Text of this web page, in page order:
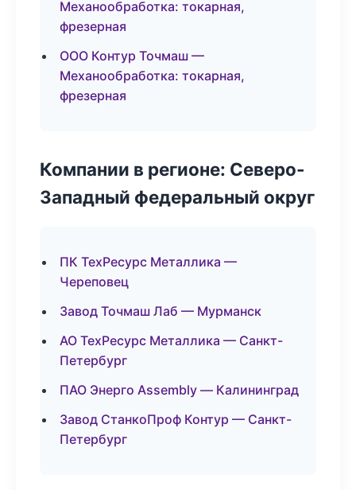
Механообработка: токарная,
фрезерная
ООО Контур Точмаш —
Механообработка: токарная,
фрезерная
Компании в регионе: Северо-
Западный федеральный округ
ПК ТехРесурс Металлика —
Череповец
Завод Точмаш Лаб — Мурманск
АО ТехРесурс Металлика — Санкт-
Петербург
ПАО Энерго Assembly — Калининград
Завод СтанкоПроф Контур — Санкт-
Петербург